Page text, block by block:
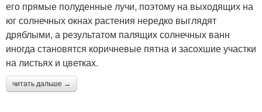
его прямые полуденные лучи, поэтому на выходящих на
юг солнечных окнах растения нередко выглядят
дряблыми, а результатом палящих солнечных ванн
иногда становятся коричневые пятна и засохшие участки
на листьях и цветках.
читать дальше →